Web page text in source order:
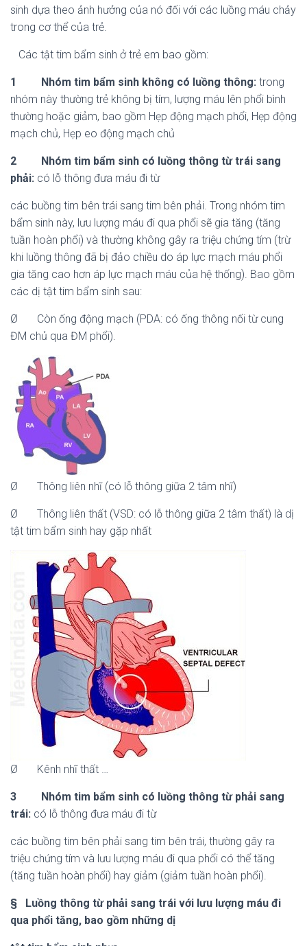
sinh dựa theo ảnh hưởng của nó đối với các luồng máu chảy
trong cơ thể của trẻ.
Các tật tim bẩm sinh ở trẻ em bao gồm:
1 Nhóm tim bẩm sinh không có luồng thông: trong
nhóm này thường trẻ không bị tím, lượng máu lên phổi bình
thường hoặc giảm, bao gồm Hẹp động mạch phổi, Hẹp động
mạch chủ, Hẹp eo động mạch chủ
2 Nhóm tim bẩm sinh có luồng thông từ trái sang
phải: có lỗ thông đưa máu đi từ
các buồng tim bên trái sang tim bên phải. Trong nhóm tim
bẩm sinh này, lưu lượng máu đi qua phổi sẽ gia tăng (tăng
tuần hoàn phổi) và thường không gây ra triệu chứng tím (trừ
khi luồng thông đã bị đảo chiều do áp lực mạch máu phổi
gia tăng cao hơn áp lực mạch máu của hệ thống). Bao gồm
các dị tật tim bẩm sinh sau:
Ø Còn ống động mạch (PDA: có ống thông nối từ cung
ĐM chủ qua ĐM phổi).
Ø Thông liên nhĩ (có lỗ thông giữa 2 tâm nhĩ)
Ø Thông liên thất (VSD: có lỗ thông giữa 2 tâm thất) là dị
tật tim bẩm sinh hay gặp nhất
Ø Kênh nhĩ thất …
3 Nhóm tim bẩm sinh có luồng thông từ phải sang
trái: có lỗ thông đưa máu đi từ
các buồng tim bên phải sang tim bên trái, thường gây ra
triệu chứng tím và lưu lượng máu đi qua phổi có thể tăng
(tăng tuần hoàn phổi) hay giảm (giảm tuần hoàn phổi).
§ Luồng thông từ phải sang trái với lưu lượng máu đi
qua phổi tăng, bao gồm những dị